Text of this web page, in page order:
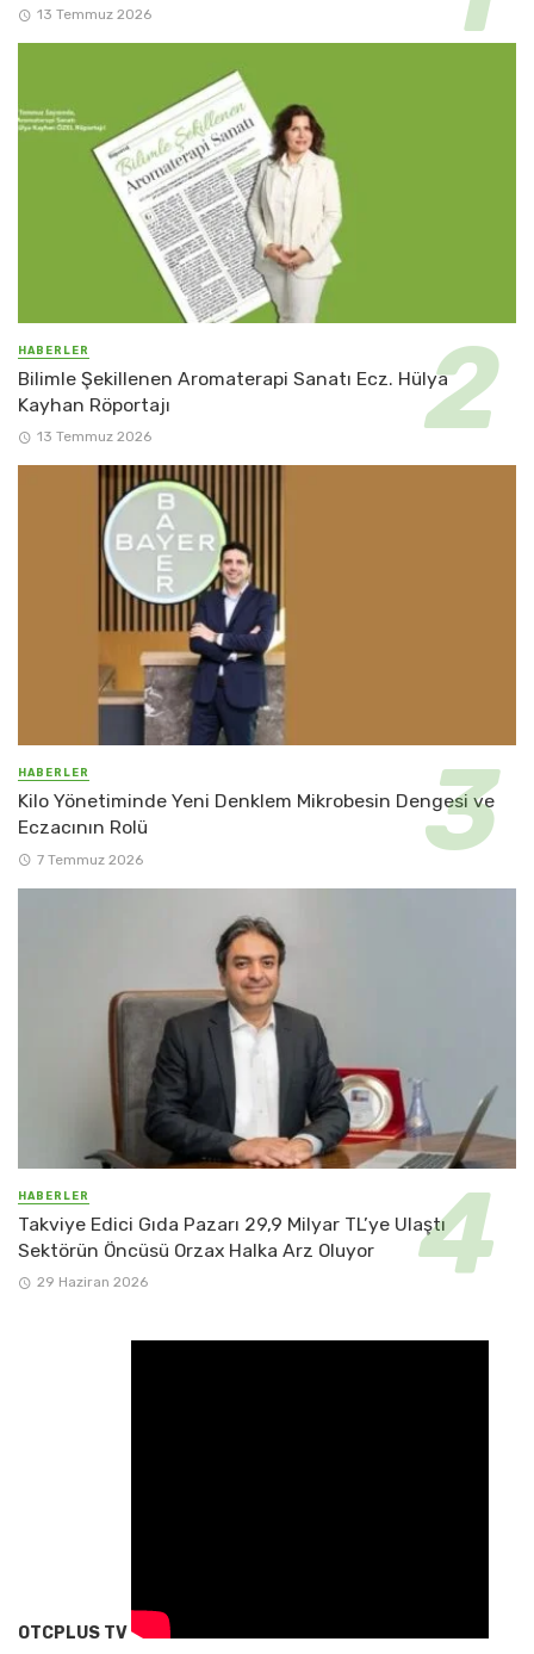
13 Temmuz 2026
HABERLER
Bilimle Şekillenen Aromaterapi Sanatı Ecz. Hülya
Kayhan Röportajı
13 Temmuz 2026
HABERLER
Kilo Yönetiminde Yeni Denklem Mikrobesin Dengesi ve
Eczacının Rolü
7 Temmuz 2026
HABERLER
Takviye Edici Gıda Pazarı 29,9 Milyar TL’ye Ulaştı
Sektörün Öncüsü Orzax Halka Arz Oluyor
29 Haziran 2026
OTCPLUS TV